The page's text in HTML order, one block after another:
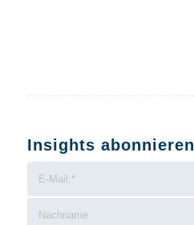
Insights abonnieren